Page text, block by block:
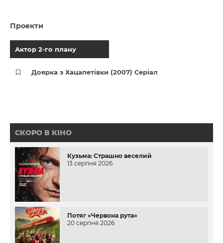
Проекти
Актор 2-го плану
Доярка з Хацапетівки (2007) Серіал
СКОРО В КІНО
Кузьма: Страшно веселий
13 серпня 2026
Потяг «Червона рута»
20 серпня 2026